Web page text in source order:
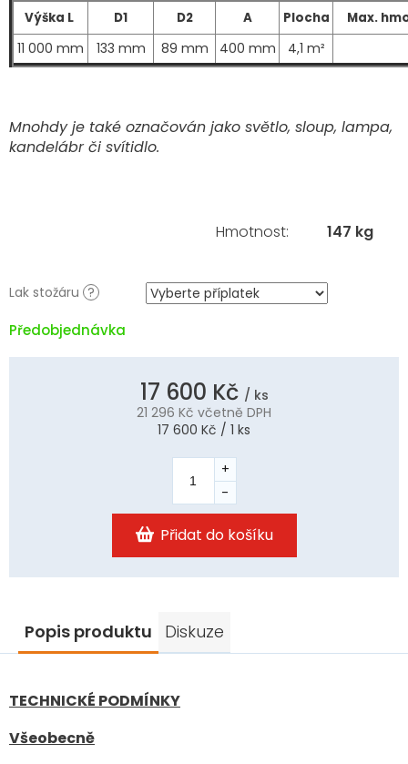
Předobjednávka
Lak stožáru ?
Výška L D1 D2 A Plocha Max.
11 000 mm 133 mm 89 mm 400 mm 4,1 m²
Mnohdy je také označován jako světlo, sloup, lampa,
kandelábr či svítidlo.
17 600 Kč / ks
21 296 Kč včetně DPH
Měrná
17 600 Kč / 1 ks
Přidat do košíku
Hmotnost: 147 kg
Popis produktu Diskuze
TECHNICKÉ PODMÍNKY
Všeobecně